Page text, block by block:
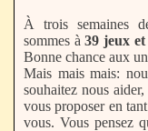
À trois semaines
sommes à 39 jeux
Bonne chance aux
Mais mais mais:
souhaitez nous
vous proposer en
vous. Vous pensez